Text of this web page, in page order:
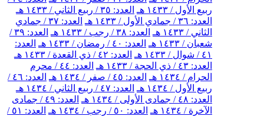
ربيع الأول / ١٤٣٣ هـ
العدد: ٣٥ / ربيع الثاني / ١٤٣٣ هـ
العدد: ٣٦ / جمادي الأول / ١٤٣٣ هـ
العدد: ٣٧ / جمادي
الثاني / ١٤٣٣ هـ
العدد: ٣٨ / رجب / ١٤٣٣ هـ
العدد: ٣٩ /
شعبان / ١٤٣٣ هـ
العدد: ٤٠ / رمضان / ١٤٣٣ هـ
العدد:
٤١ / شوال / ١٤٣٣ هـ
العدد: ٤٢ / ذي القعدة / ١٤٣٣ هـ
العدد: ٤٣ / ذي الحجة / ١٤٣٣ هـ
العدد: ٤٤ / محرم
الحرام / ١٤٣٤ هـ
العدد: ٤٥ / صفر / ١٤٣٤ هـ
العدد: ٤٦ /
ربيع الأول / ١٤٣٤ هـ
العدد: ٤٧ / ربيع الثاني / ١٤٣٤ هـ
العدد: ٤٨ / جمادى الأولى / ١٤٣٤ هـ
العدد: ٤٩ / جمادى
الآخرة / ١٤٣٤ هـ
العدد: ٥٠ / رجب / ١٤٣٤ هـ
العدد: ٥١ /